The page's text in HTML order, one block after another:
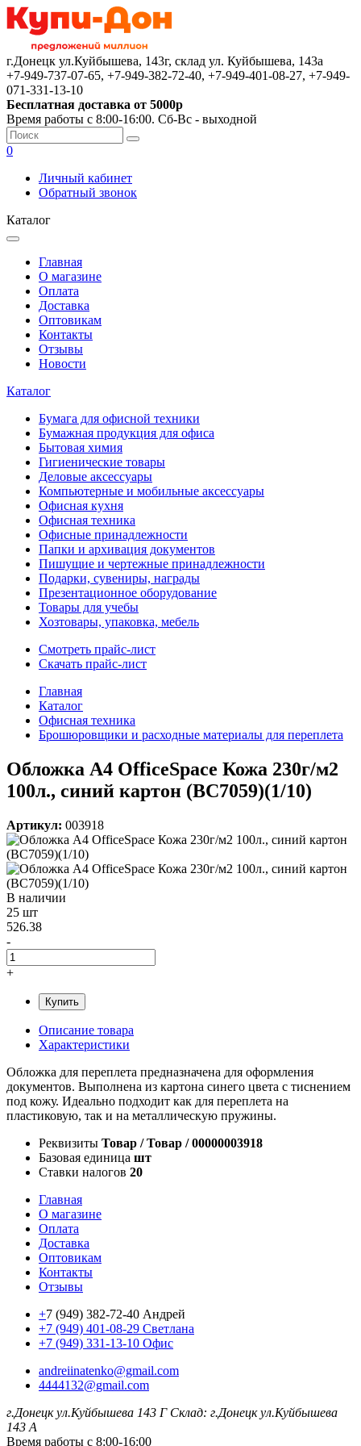
г.Донецк ул.Куйбышева, 143г, склад ул. Куйбышева, 143а
+7-949-737-07-65, +7-949-382-72-40, +7-949-401-08-27, +7-949-
071-331-13-10
Бесплатная доставка от 5000р
Время работы с 8:00-16:00. Сб-Вс - выходной
0
Личный кабинет
Обратный звонок
Каталог
Главная
О магазине
Оплата
Доставка
Оптовикам
Контакты
Отзывы
Новости
Каталог
Бумага для офисной техники
Бумажная продукция для офиса
Бытовая химия
Гигиенические товары
Деловые аксессуары
Компьютерные и мобильные аксессуары
Офисная кухня
Офисная техника
Офисные принадлежности
Папки и архивация документов
Пишущие и чертежные принадлежности
Подарки, сувениры, награды
Презентационное оборудование
Товары для учебы
Хозтовары, упаковка, мебель
Смотреть прайс-лист
Скачать прайс-лист
Главная
Каталог
Офисная техника
Брошюровщики и расходные материалы для переплета
Обложка А4 OfficeSpace Кожа 230г/м2
100л., синий картон (BC7059)(1/10)
Артикул: 003918
В наличии
25 шт
526.38
-
+
Купить
Описание товара
Характеристики
Обложка для переплета предназначена для оформления
документов. Выполнена из картона синего цвета с тиснением
под кожу. Идеально подходит как для переплета на
пластиковую, так и на металлическую пружины.
Реквизиты Товар / Товар / 00000003918
Базовая единица шт
Ставки налогов 20
Главная
О магазине
Оплата
Доставка
Оптовикам
Контакты
Отзывы
+7 (949) 382-72-40 Андрей
+7 (949) 401-08-29 Светлана
+7 (949) 331-13-10 Офис
andreiinatenko@gmail.com
4444132@gmail.com
г.Донецк ул.Куйбышева 143 Г Склад: г.Донецк ул.Куйбышева
143 А
Время работы с 8:00-16:00